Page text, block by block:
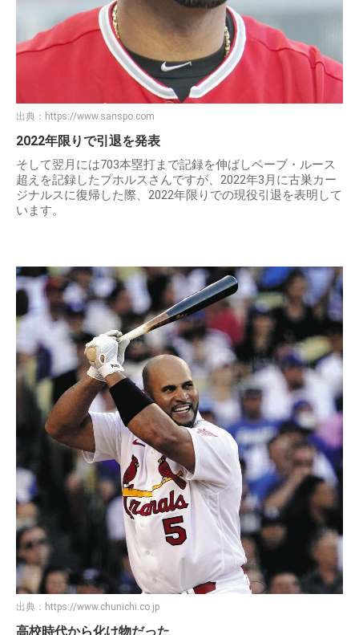
出典： https://www.sanspo.com
2022年限りで引退を発表
そして翌月には703本塁打まで記録を伸ばしベーブ・ルース
超えを記録したプホルスさんですが、2022年3月に古巣カー
ジナルスに復帰した際、2022年限りでの現役引退を表明して
います。
出典： https://www.chunichi.co.jp
高校時代から化け物だった